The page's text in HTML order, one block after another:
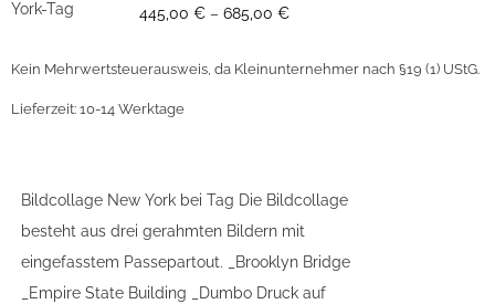
445,00 €– 685,00 €
Kein Mehrwertsteuerausweis, da Kleinunternehmer nach §19 (1) UStG.
Lieferzeit: 10-14 Werktage
Bildcollage New York bei Tag Die Bildcollage
besteht aus drei gerahmten Bildern mit
eingefasstem Passepartout. _Brooklyn Bridge
_Empire State Building _Dumbo Druck auf